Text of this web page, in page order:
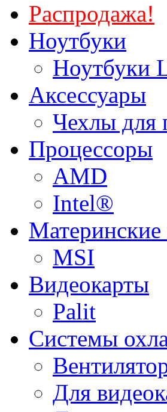
Распродажа!
Ноутбуки
Ноутбуки
Аксессуары
Чехлы для
Процессоры
AMD
Intel®
Материнские
MSI
Видеокарты
Palit
Системы
Для